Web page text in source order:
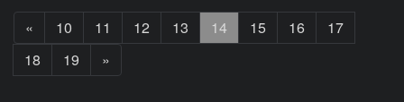
«
へ
10 11 12 13 14 15 16
17
18
19 »
へ